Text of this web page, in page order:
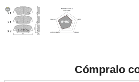
Cómpralo